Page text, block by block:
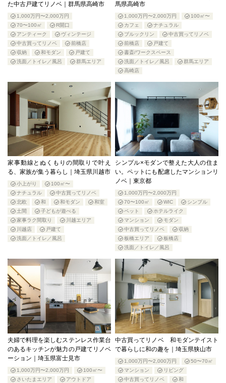
た中古戸建てリノベ｜群馬県高崎市
1,000万円〜2,000万円
70〜100㎡
R開口
アンティーク
ヴィンテージ
中古買ってリノベ
前橋店
収納
和モダン
戸建て
洗面／トイレ／風呂
群馬エリア
馬県高崎市
1,000万円〜2,000万円
100㎡〜
カフェ
ナチュラル
ブルックリン
中古買ってリノベ
前橋店
戸建て
書斎/ワークスペース
洗面／トイレ／風呂
群馬エリア
高崎店
家事動線とぬくもりの間取りで叶え
る、家族が集う暮らし｜埼玉県川越市
小上がり
100㎡〜
ナチュラル
中古買ってリノベ
北欧
和 和モダン
和室
土間
子どもが遊べる
家事ラク間取り
川越エリア
川越店
戸建て
洗面／トイレ／風呂
シンプル×モダンで整えた大人の住ま
い。ペットにも配慮したマンションリ
ノベ｜東京都
1,000万円〜2,000万円
70〜100㎡
WIC
シンプル
ペット
ホテルライク
マンション
モダン
中古買ってリノベ
収納
板橋エリア
板橋店
洗面／トイレ／風呂
夫婦で料理を楽しむステンレス作業台
のあるキッチンが魅力の戸建てリノベ
ーション｜埼玉県富士見市
1,000万円〜2,000万円
100㎡〜
さいたまエリア
アウトドア
中古買ってリノベ 和モダンテイスト
で暮らしに和の趣を｜埼玉県狭山市
1,000万円〜2,000万円
50〜70㎡
マンション
リビング
中古買ってリノベ
和